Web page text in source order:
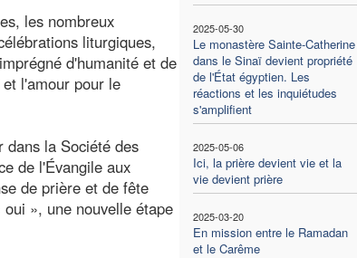
2025-05-30
Le monastère Sainte-Catherine
dans le Sinaï devient propriété
de l'État égyptien. Les
réactions et les inquiétudes
s'amplifient
2025-05-06
Ici, la prière devient vie et la
vie devient prière
2025-03-20
En mission entre le Ramadan
et le Carême
les nombreux
liturgiques,
d'humanité et de
l'amour pour le
dans la Société des
de l'Évangile aux
de prière et de fête
», une nouvelle étape